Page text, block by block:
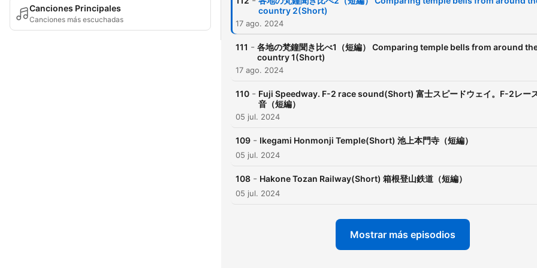
Canciones Principales
Canciones más escuchadas
paid version of "Sound in
version. (Apple podcast
in-nature/id1569798616
country 2(Short)
17 ago. 2024
111 - 各地の梵鐘聞き比べ1（短編） Comparing temple bells from around
country 1(Short)
17 ago. 2024
110 - Fuji Speedway. F-2 race sound(Short) 富士スピードウェイ。F-2レー
音（短編）
05 jul. 2024
109 - Ikegami Honmonji Temple(Short) 池上本門寺（短編）
05 jul. 2024
108 - Hakone Tozan Railway(Short) 箱根登山鉄道（短編）
05 jul. 2024
Mostrar más episodios